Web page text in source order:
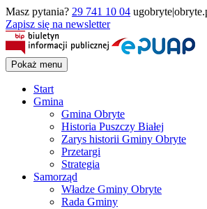
Masz pytania? 29 741 10 04
Zapisz się na newsletter
Pokaż menu
Start
Gmina
Gmina Obryte
Historia Puszczy Białej
Zarys historii Gminy Obryte
Przetargi
Strategia
Samorząd
Władze Gminy Obryte
Rada Gminy